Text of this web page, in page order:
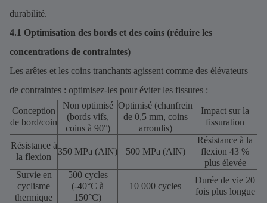
durabilité.
4.1 Optimisation des bords et des coins (réduire les
concentrations de contraintes)
Les arêtes et les coins tranchants agissent comme des élévateurs
de contraintes : optimisez-les pour éviter les fissures :
Conception
de bord/coin
Non optimisé
(bords vifs,
coins à 90°)
Optimisé (chanfrein
de 0,5 mm, coins
arrondis)
Impact sur la
fissuration
Résistance à
la flexion
350 MPa (AlN) 500 MPa (AlN)
Résistance à la
flexion 43 %
plus élevée
Survie en
cyclisme
thermique
500 cycles
(-40°C à
150°C)
10 000 cycles
Durée de vie 20
fois plus longue